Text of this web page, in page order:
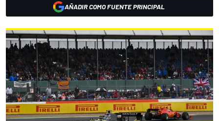
AÑADIR COMO FUENTE PRINCIPAL